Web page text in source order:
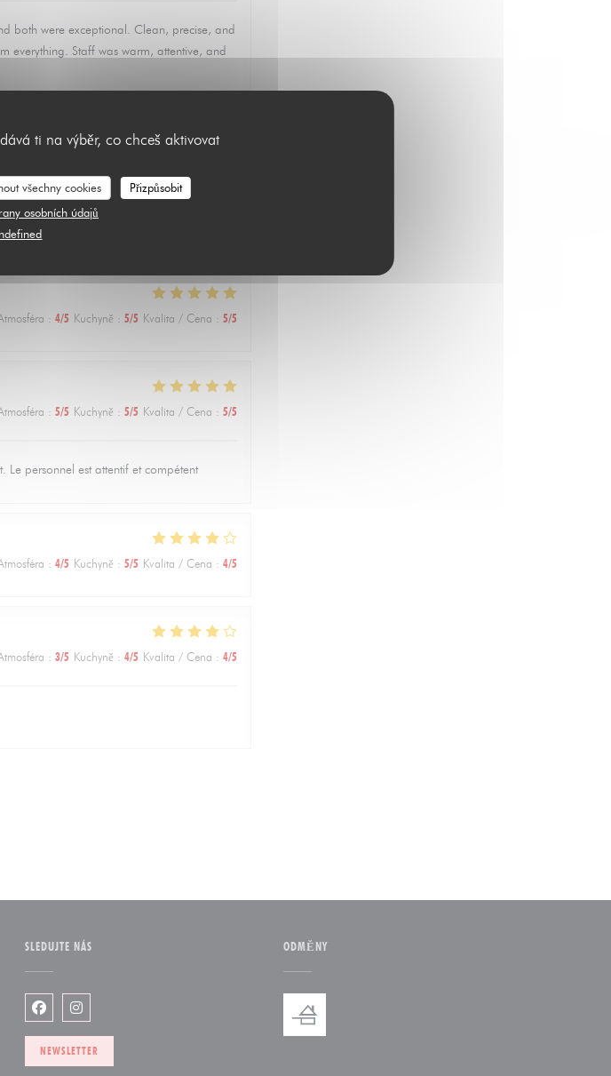
ti na výběr, co chceš aktivovat
všechny cookies
Přizpůsobit
osobních údajů
both were exceptional. Clean, precise, and
everything. Staff was warm, attentive, and
: 4/5 Kuchyně : 5/5 Kvalita / Cena : 5/5
: 5/5 Kuchyně : 5/5 Kvalita / Cena : 5/5
personnel est attentif et compétent
: 4/5 Kuchyně : 5/5 Kvalita / Cena : 4/5
: 3/5 Kuchyně : 4/5 Kvalita / Cena : 4/5
SLEDUJTE NÁS
Facebook ((otevře se v novém okně))
Instagram ((otevře se v novém okně))
NEWSLETTER
ODMĚNY